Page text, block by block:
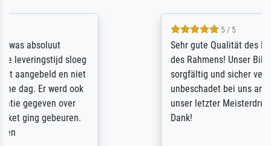
Sehr gute Qualität des Leinwanddrucks und
des Rahmens! Unser Bild wurde sehr
sorgfältig und sicher verpackt, so dass es
unbeschadet bei uns ankam. Es wird nicht
unser letzter Meisterdruck sein. Vielen
Dank!